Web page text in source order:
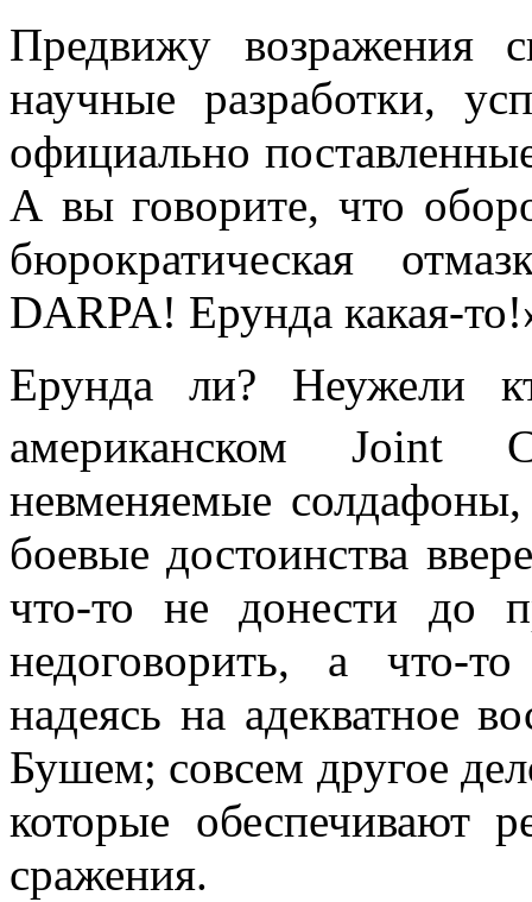
Предвижу возражения
научные разработки,
официально
А вы говорите, что
бюрократическая
DARPA! Ерунда какая-
Ерунда ли? Неужели
американском
невменяемые
боевые достоинства
что-то не донести до
недоговорить, а что-
надеясь на адекватное
Бушем; совсем другое
которые обеспечивают
сражения.